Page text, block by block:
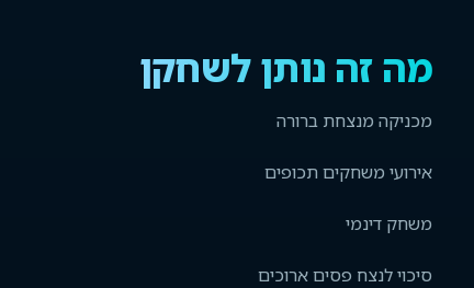
מה זה נותן לשחקן
מכניקה מנצחת ברורה
אירועי משחקים תכופים
משחק דינמי
סיכוי לנצח פסים ארוכים